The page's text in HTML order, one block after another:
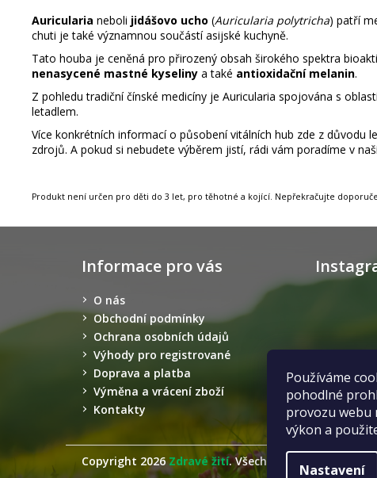
Používáme
pohodlné
provozu webu
výkon a
Nastavení
Auricularia neboli jidášovo ucho (Auricularia polytricha) patří
chuti je také významnou součástí asijské kuchyně.
Tato houba je ceněná pro přirozený obsah širokého spektra
nenasycené mastné kyseliny a také antioxidační melanin.
Z pohledu tradiční čínské medicíny je Auricularia spojována s
letadlem.
Více konkrétních informací o působení vitálních hub zde z
zdrojů. A pokud si nebudete výběrem jistí, rádi vám poradíme v
Produkt není určen pro děti do 3 let, pro těhotné a kojící. Nepřekračujte
Z
í
Informace pro vás
O nás
Obchodní podmínky
Ochrana osobních údajů
Výhody pro registrované
Doprava a platba
Výměna a vrácení zboží
Kontakty
Copyright 2026Zdravé žití. Všechna práva vyhrazena.